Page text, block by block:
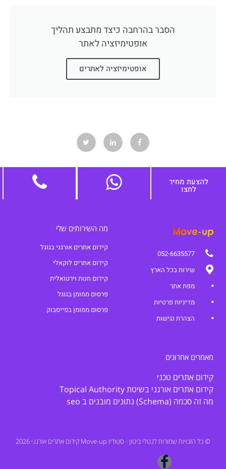
הסבר בהרחבה כיצד מתבצע תהליך
אופטימיזציה לאתר
אופטימיזציה לאתרים
להצעת מחיר
לחצו
052-6635577
שירות בכל הארץ
מפת אתר
מדיניות פרטיות
הצהרת נגישות
מה השירותים שלי
קידום אתרים אורגני בגוגל
קידום אתרים לוקאלי
קידום חנות וירטואלית
פרסום ממומן בגוגל
פרסום ממומן בפייסבוק
מאמרים אחרונים
קידום אתרים טכני
קידום אתרים אורגני בשיטת Topical Authority
מה זה סכמה (Schema) נתונים מובנים ב seo
© כל הזכויות שמורות לנטלי ביטון - סטודיו Move-up קידום אתרים אורגני 2026